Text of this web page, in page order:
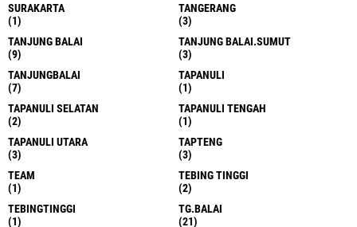
SURAKARTA
(1)
TANGERANG
(3)
TANJUNG BALAI
(9)
TANJUNG BALAI.SUMUT
(3)
TANJUNGBALAI
(7)
TAPANULI
(1)
TAPANULI SELATAN
(2)
TAPANULI TENGAH
(1)
TAPANULI UTARA
(3)
TAPTENG
(3)
TEAM
(1)
TEBING TINGGI
(2)
TEBINGTINGGI
(1)
TG.BALAI
(21)